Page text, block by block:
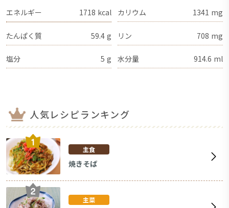
エネルギー 1718 kcal カリウム 1341 mg
たんぱく質 59.4 g リン 708 mg
塩分 5 g 水分量 914.6 ml
人気レシピランキング
主食
焼きそば
主菜